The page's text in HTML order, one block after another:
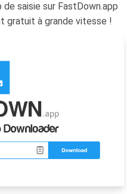
saisie sur FastDown.app
gratuit à grande vitesse !